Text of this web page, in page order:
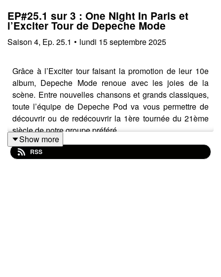
EP#25.1 sur 3 : One Night In Paris et
l’Exciter Tour de Depeche Mode
Saison 4, Ep. 25.1 • lundi 15 septembre 2025
Grâce à l’Exciter tour faisant la promotion de leur 10e
album, Depeche Mode renoue avec les joies de la
scène. Entre nouvelles chansons et grands classiques,
toute l’équipe de Depeche Pod va vous permettre de
découvrir ou de redécouvrir la 1ère tournée du 21ème
siècle de notre groupe préféré.
----
Show more
RSS